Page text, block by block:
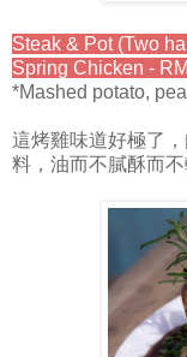
Steak & Pot (Two
Spring Chicken -
*Mashed potato,
這烤雞味道好極了
料，油而不膩酥而